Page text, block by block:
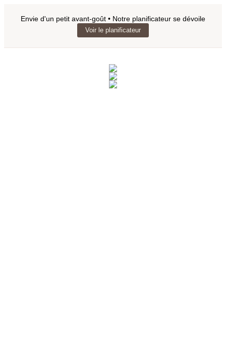
Envie d'un petit avant-goût • Notre planificateur se dévoile
Voir le planificateur